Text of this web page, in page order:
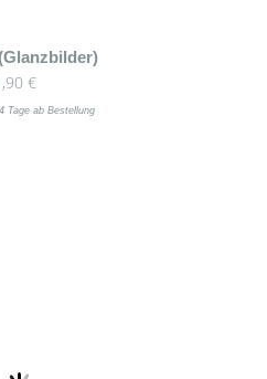
€
Tage ab Bestellung